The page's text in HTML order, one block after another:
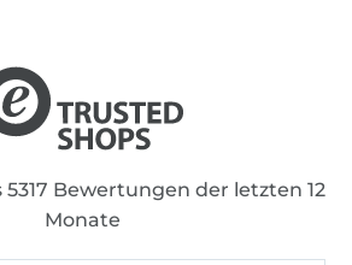
5317 Bewertungen der letzten 12
Monate